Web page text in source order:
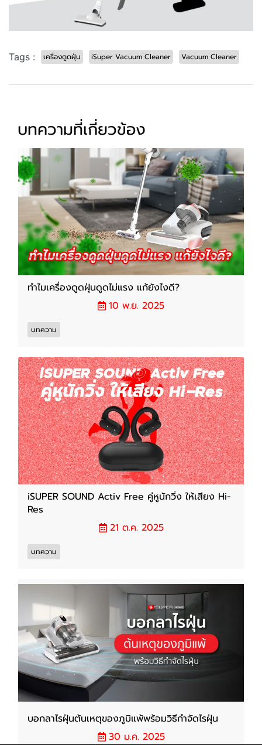
Tags : เครื่องดูดฝุ่น iSuper Vacuum Cleaner Vacuum Cleaner
บทความที่เกี่ยวข้อง
ทำไมเครื่องดูดฝุ่นดูดไม่แรง แก้ยังไงดี?
10 พ.ย. 2025
บทความ
iSUPER SOUND Activ Free คู่หูนักวิ่ง ให้เสียง Hi-
Res
21 ต.ค. 2025
บทความ
บอกลาไรฝุ่นต้นเหตุของภูมิแพ้พร้อมวิธีกำจัดไรฝุ่น
30 ม.ค. 2025